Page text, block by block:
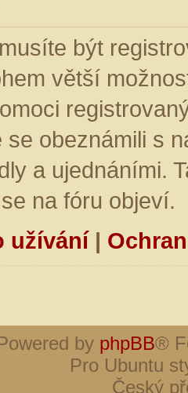
být
větší
se obeznámili s
a ujednáními.
na fóru objeví.
užívání|
by phpBB®
Pro Ubuntu
Český